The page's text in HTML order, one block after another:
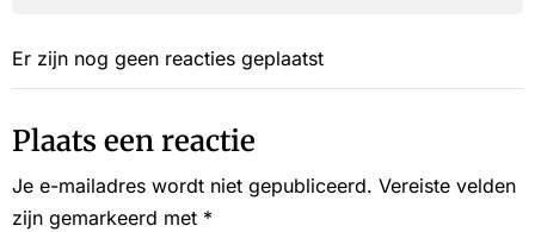
Er zijn nog geen reacties geplaatst
Plaats een reactie
Je e-mailadres wordt niet gepubliceerd. Vereiste velden
zijn gemarkeerd met *